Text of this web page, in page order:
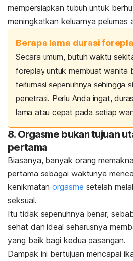
mempersiapkan tubuh untuk
meningkatkan keluarnya pelumas
Berapa lama durasi
Secara umum, butuh waktu
foreplayuntuk membuat wanita
terlumasi sepenuhnya sehingga
penetrasi. Perlu Anda ingat,
lama atau cepat pada setiap
8. Orgasme bukan tujuan
pertama
Biasanya, banyak orang
pertama sebagai waktunya
kenikmatan orgasme setelah
seksual.
Itu tidak sepenuhnya benar,
sehat dan ideal seharusnya
yang baik bagi kedua pasangan.
Dampak ini bertujuan mencapai